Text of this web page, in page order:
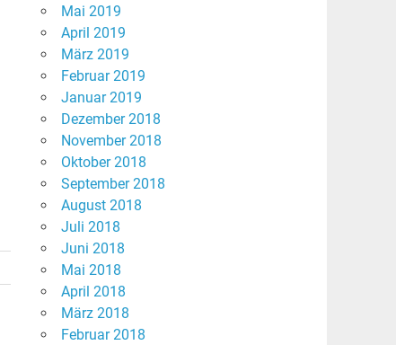
Mai 2019
April 2019
März 2019
Februar 2019
Januar 2019
Dezember 2018
November 2018
Oktober 2018
September 2018
August 2018
Juli 2018
Juni 2018
Mai 2018
April 2018
März 2018
Februar 2018